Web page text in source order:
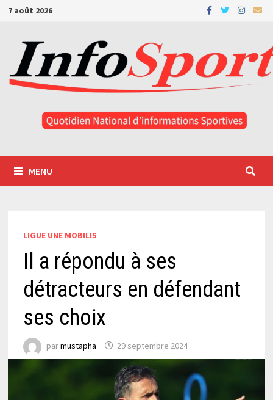
Passer
contenu
7 août 2026
MENU
LIGUE UNE MOBILIS
Il a répondu à ses
détracteurs en défendant
ses choix
parmustapha 29 septembre 2024